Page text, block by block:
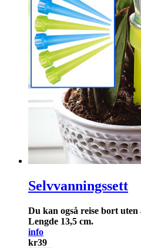
Selvvanningssett
Du kan også reise bort
Lengde 13,5 cm.
info
kr39